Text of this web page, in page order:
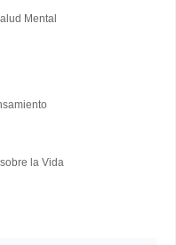
Mental
la Vida